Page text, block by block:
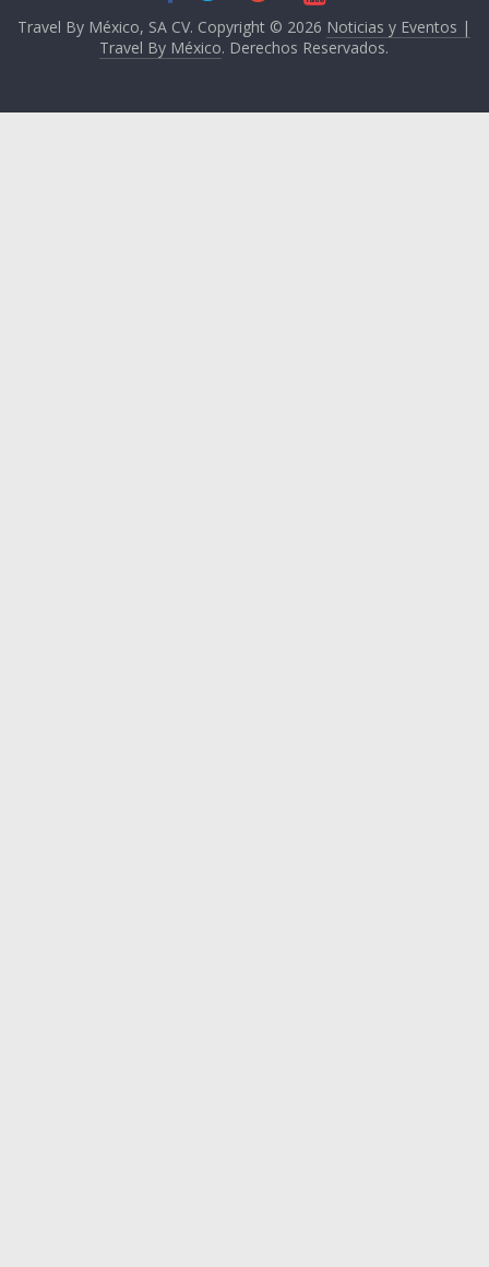
Travel By México, SA CV. Copyright © 2026 Noticias y Eventos |
Travel By México. Derechos Reservados.